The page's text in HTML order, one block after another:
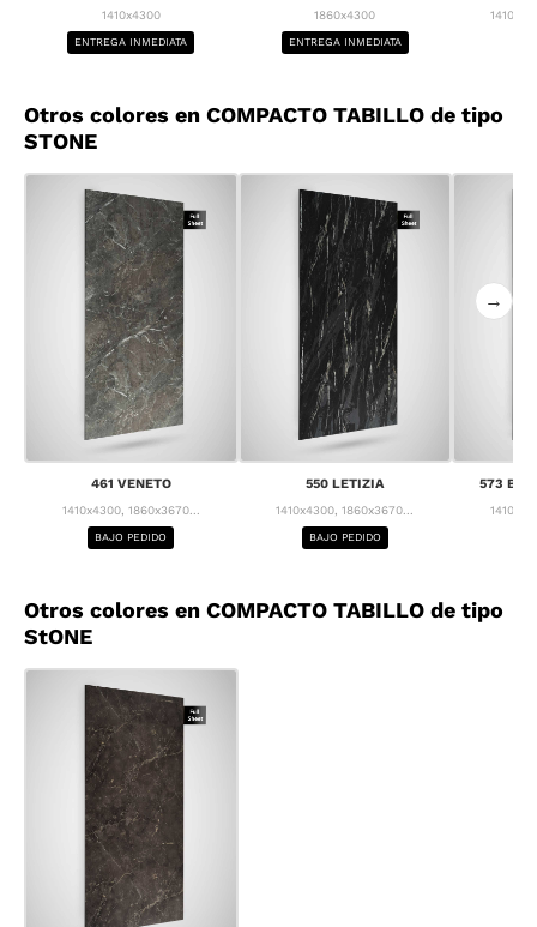
1410x4300
ENTREGA INMEDIATA
1860x4300
ENTREGA INMEDIATA
Otros colores en COMPACTO TABILLO de tipo
STONE
461 VENETO
1410x4300, 1860x3670...
BAJO PEDIDO
550 LETIZIA
1410x4300, 1860x3670...
BAJO PEDIDO
573
→
Otros colores en COMPACTO TABILLO de tipo
StONE